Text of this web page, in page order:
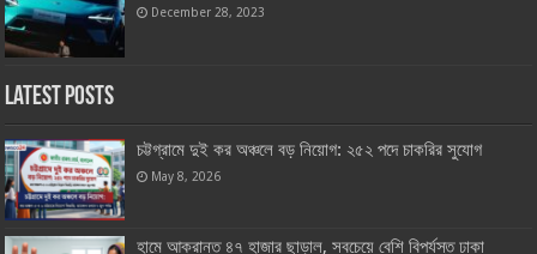
December 28, 2023
Latest Posts
চট্টগ্রামে দুই কর অঞ্চলে বড় নিয়োগ: ২৫২ পদে চাকরির সুযোগ
May 8, 2026
হামে আক্রান্ত ৪৭ হাজার ছাড়াল, সবচেয়ে বেশি বিপর্যস্ত ঢাকা